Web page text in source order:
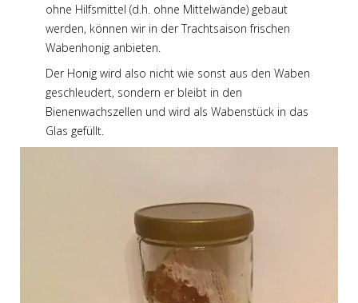
ohne Hilfsmittel (d.h. ohne Mittelwände) gebaut
werden, können wir in der Trachtsaison frischen
Wabenhonig anbieten.
Der Honig wird also nicht wie sonst aus den Waben
geschleudert, sondern er bleibt in den
Bienenwachszellen und wird als Wabenstück in das
Glas gefüllt.